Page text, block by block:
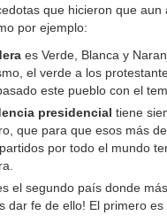
que hicieron que
por ejemplo:
es Verde, Blanca y
el verde a los
este pueblo con el
presidencial tiene
que para que esos más
por todo el mundo
el segundo país donde más
dar fe de ello! El primero es